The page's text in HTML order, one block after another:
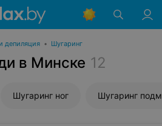
депиляция • Шугаринг
в Минске 12
Шугаринг ног Шугаринг